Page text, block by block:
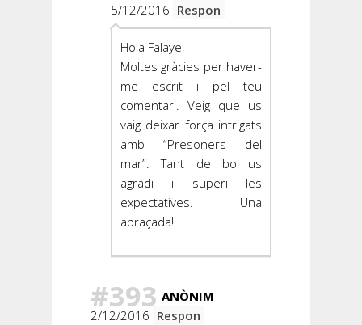
5/12/2016 Respon
Hola Falaye,
Moltes gràcies per haver-
me escrit i pel teu
comentari. Veig que us
vaig deixar força intrigats
amb “Presoners del
mar”. Tant de bo us
agradi i superi les
expectatives. Una
abraçada!!
#393 ANÒNIM
2/12/2016 Respon